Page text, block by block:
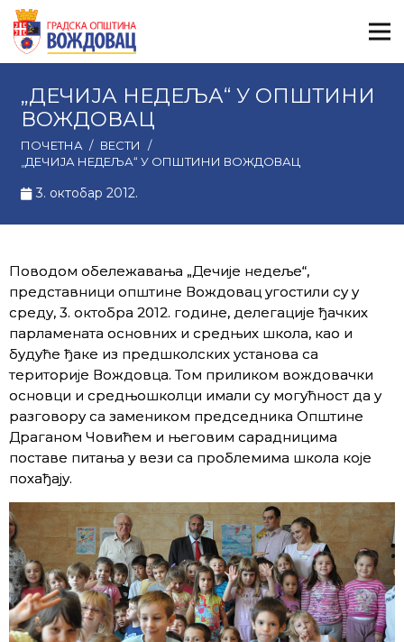
„ДЕЧИЈА НЕДЕЉА“ У ОПШТИНИ
ВОЖДОВАЦ
ПОЧЕТНА / ВЕСТИ
/
„ДЕЧИЈА НЕДЕЉА“ У ОПШТИНИ ВОЖДОВАЦ
3. октобар 2012.
Поводом обележавања „Дечије недеље“,
представници општине Вождовац угостили су у
среду, 3. октобра 2012. године, делегације ђачких
парламената основних и средњих школа, као и
будуће ђаке из предшколских установа са
територије Вождовца. Том приликом вождовачки
основци и средњошколци имали су могућност да у
разговору са замеником председника Општине
Драганом Човићем и његовим сарадницима
поставе питања у вези са проблемима школа које
похађају.